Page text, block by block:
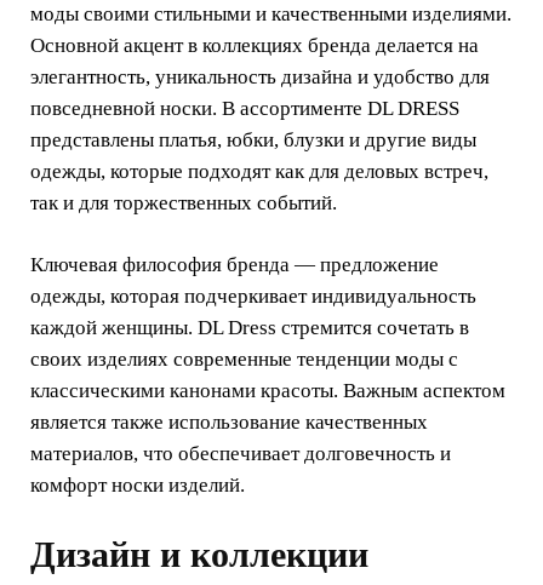
моды своими стильными и качественными изделиями.
Основной акцент в коллекциях бренда делается на
элегантность, уникальность дизайна и удобство для
повседневной носки. В ассортименте DL DRESS
представлены платья, юбки, блузки и другие виды
одежды, которые подходят как для деловых встреч,
так и для торжественных событий.
Ключевая философия бренда — предложение
одежды, которая подчеркивает индивидуальность
каждой женщины. DL Dress стремится сочетать в
своих изделиях современные тенденции моды с
классическими канонами красоты. Важным аспектом
является также использование качественных
материалов, что обеспечивает долговечность и
комфорт носки изделий.
Дизайн и коллекции